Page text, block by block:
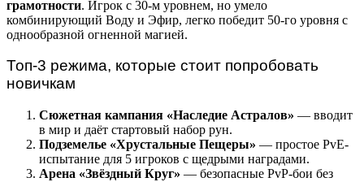
грамотности. Игрок с 30-м уровнем, но умело
комбинирующий Воду и Эфир, легко победит 50-го уровня с
однообразной огненной магией.
Топ-3 режима, которые стоит попробовать
новичкам
Сюжетная кампания «Наследие Астралов» — вводит
в мир и даёт стартовый набор рун.
Подземелье «Хрустальные Пещеры» — простое PvE-
испытание для 5 игроков с щедрыми наградами.
Арена «Звёздный Круг» — безопасные PvP-бои без